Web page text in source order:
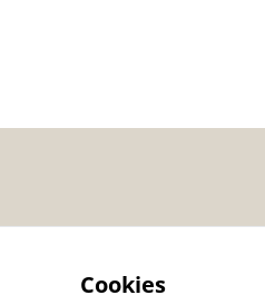
Cookies